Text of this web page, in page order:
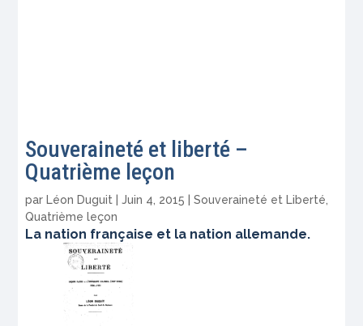
Souveraineté et liberté –
Quatrième leçon
par Léon Duguit |Juin 4, 2015 |Souveraineté et Liberté,
Quatrième leçon
La nation française et la nation allemande.